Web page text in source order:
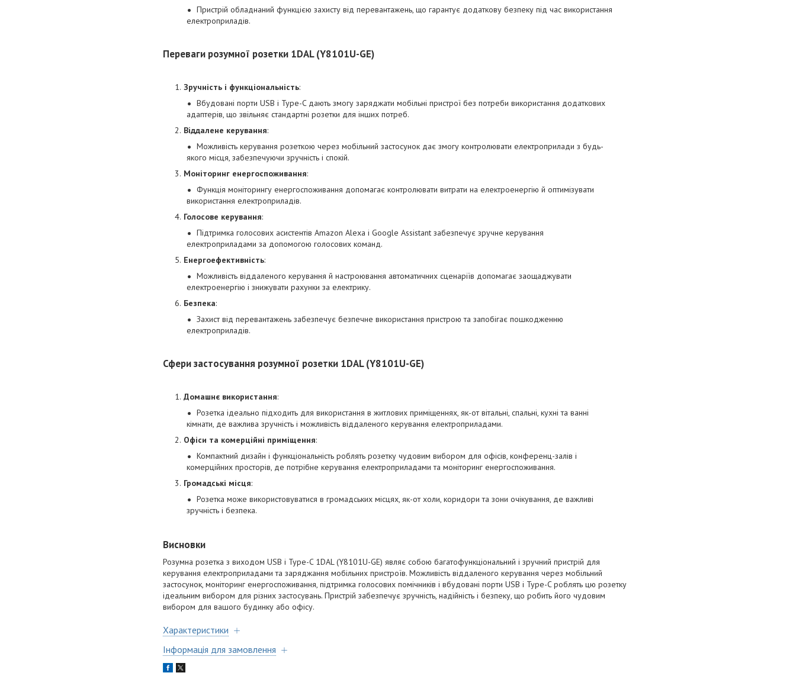
Пристрій обладнаний функцією захисту від перевантажень, що гарантує додаткову безпеку під час використання
електроприладів.
Переваги розумної розетки 1DAL (Y8101U-GE)
Зручність і функціональність:
Вбудовані порти USB і Type-C дають змогу заряджати мобільні пристрої без потреби використання додаткових
адаптерів, що звільняє стандартні розетки для інших потреб.
Віддалене керування:
Можливість керування розеткою через мобільний застосунок дає змогу контролювати електроприлади з будь-
якого місця, забезпечуючи зручність і спокій.
Моніторинг енергоспоживання:
Функція моніторингу енергоспоживання допомагає контролювати витрати на електроенергію й оптимізувати
використання електроприладів.
Голосове керування:
Підтримка голосових асистентів Amazon Alexa і Google Assistant забезпечує зручне керування
електроприладами за допомогою голосових команд.
Енергоефективність:
Можливість віддаленого керування й настроювання автоматичних сценаріїв допомагає заощаджувати
електроенергію і знижувати рахунки за електрику.
Безпека:
Захист від перевантажень забезпечує безпечне використання пристрою та запобігає пошкодженню
електроприладів.
Сфери застосування розумної розетки 1DAL (Y8101U-GE)
Домашнє використання:
Розетка ідеально підходить для використання в житлових приміщеннях, як-от вітальні, спальні, кухні та ванні
кімнати, де важлива зручність і можливість віддаленого керування електроприладами.
Офіси та комерційні приміщення:
Компактний дизайн і функціональність роблять розетку чудовим вибором для офісів, конференц-залів і
комерційних просторів, де потрібне керування електроприладами та моніторинг енергоспоживання.
Громадські місця:
Розетка може використовуватися в громадських місцях, як-от холи, коридори та зони очікування, де важливі
зручність і безпека.
Висновки
Розумна розетка з виходом USB і Type-C 1DAL (Y8101U-GE) являє собою багатофункціональний і зручний пристрій для
керування електроприладами та заряджання мобільних пристроїв. Можливість віддаленого керування через мобільний
застосунок, моніторинг енергоспоживання, підтримка голосових помічників і вбудовані порти USB і Type-C роблять цю розетку
ідеальним вибором для різних застосувань. Пристрій забезпечує зручність, надійність і безпеку, що робить його чудовим
вибором для вашого будинку або офісу.
Характеристики
Інформація для замовлення